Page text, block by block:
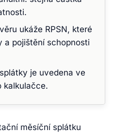
ukáže RPSN, které
a pojištění schopnosti
je uvedena ve
kalkulačce.
měsíční splátku